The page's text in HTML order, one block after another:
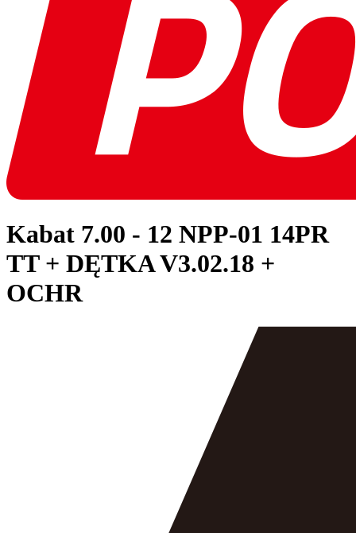
Kabat 7.00 - 12 NPP-01 14PR
TT + DĘTKA V3.02.18 +
OCHR